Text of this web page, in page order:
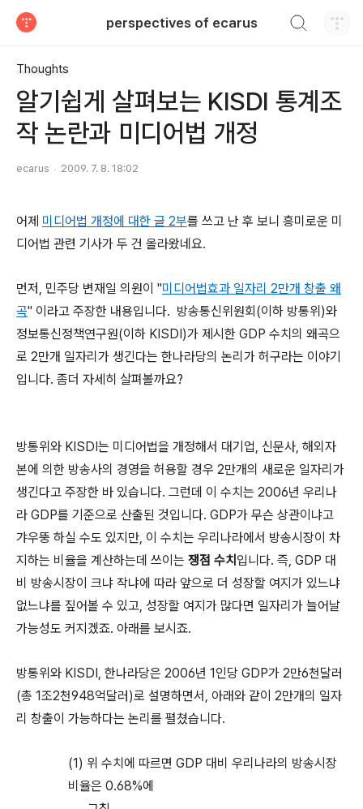
perspectives of ecarus
Thoughts
알기쉽게 살펴보는 KISDI 통계조
작 논란과 미디어법 개정
ecarus 2009. 7. 8. 18:02
어제 미디어법 개정에 대한 글 2부를 쓰고 난 후 보니 흥미로운 미
디어법 관련 기사가 두 건 올라왔네요.
먼저, 민주당 변재일 의원이 "미디어법효과 일자리 2만개 창출 왜
곡" 이라고 주장한 내용입니다. 방송통신위원회(이하 방통위)와
정보통신정책연구원(이하 KISDI)가 제시한 GDP 수치의 왜곡으
로 2만개 일자리가 생긴다는 한나라당의 논리가 허구라는 이야기
입니다. 좀더 자세히 살펴볼까요?
방통위와 KISDI는 미디어법을 개정해서 대기업, 신문사, 해외자
본에 의한 방송사의 경영을 허용할 경우 2만개의 새로운 일자리가
생긴다고 주장한 바 있습니다. 그런데 이 수치는 2006년 우리나
라 GDP를 기준으로 산출된 것입니다. GDP가 무슨 상관이냐고
갸우뚱 하실 수도 있지만, 이 수치는 우리나라에서 방송시장이 차
지하는 비율을 계산하는데 쓰이는 쟁점 수치 입니다. 즉, GDP 대
비 방송시장이 크냐 작냐에 따라 앞으로 더 성장할 여지가 있느냐
없느냐를 짚어볼 수 있고, 성장할 여지가 많다면 일자리가 늘어날
가능성도 커지겠죠. 아래를 보시죠.
방통위와 KISDI, 한나라당은 2006년 1인당 GDP가 2만6천달러
(총 1조2천948억달러)로 설명하면서, 아래와 같이 2만개의 일자
리 창출이 가능하다는 논리를 펼쳤습니다.
(1) 위 수치에 따르면 GDP 대비 우리나라의 방송시장
비율은 0.68%에